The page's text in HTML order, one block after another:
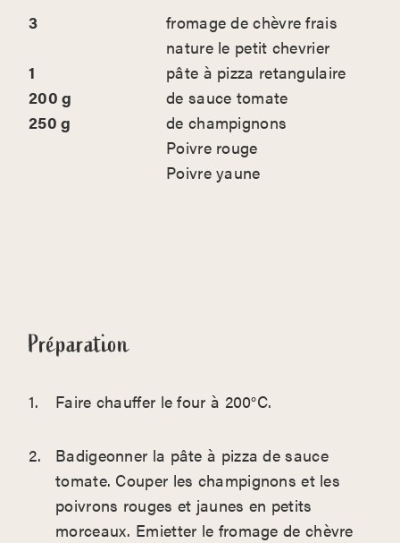
3
fromage de chèvre frais
nature le petit chevrier
1
pâte à pizza retangulaire
200 g
de sauce tomate
250 g
de champignons
Poivre rouge
Poivre yaune
Préparation
Faire chauffer le four à 200°C.
Badigeonner la pâte à pizza de sauce
tomate. Couper les champignons et les
poivrons rouges et jaunes en petits
morceaux. Emietter le fromage de chèvre